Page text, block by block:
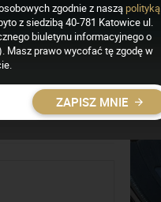
tulejce ćwiertnika i
zgodnie z naszą polityką
z siedzibą 40-781 Katowice ul.
biuletynu informacyjnego o
Masz prawo wycofać tę zgodę w
ZAPISZ MNIE